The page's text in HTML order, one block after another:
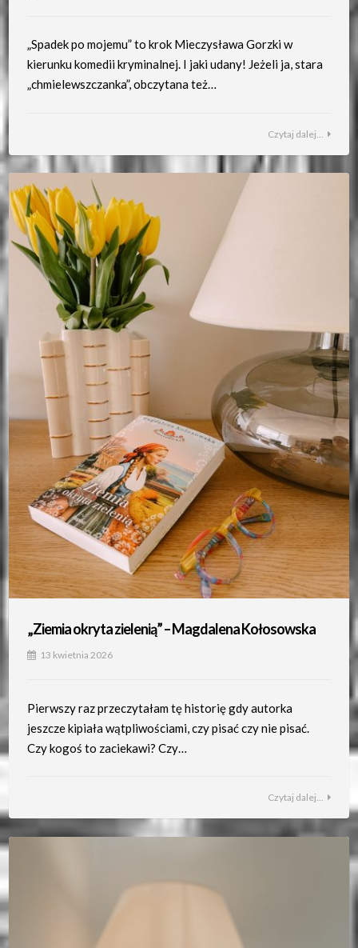
„Spadek po mojemu” to krok Mieczysława Gorzki w
kierunku komedii kryminalnej. I jaki udany! Jeżeli ja, stara
„chmielewszczanka”, obczytana też…
Czytaj dalej...
„Ziemia okryta zielenią” – Magdalena Kołosowska
13 kwietnia 2026
Pierwszy raz przeczytałam tę historię gdy autorka
jeszcze kipiała wątpliwościami, czy pisać czy nie pisać.
Czy kogoś to zaciekawi? Czy…
Czytaj dalej...